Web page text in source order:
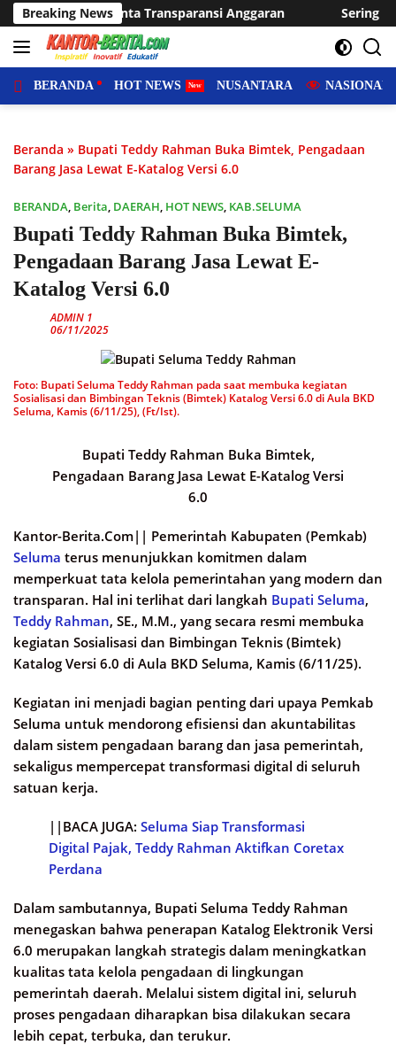
Langsung
ke
konten
Breaking News
Anggaran Sering Dilanda Genangan, Desa Sukaraja
BERANDA HOT NEWS NUSANTARA NASIONAL
Beranda » Bupati Teddy Rahman Buka Bimtek, Pengadaan
Barang Jasa Lewat E-Katalog Versi 6.0
BERANDA, Berita, DAERAH, HOT NEWS, KAB.SELUMA
Bupati Teddy Rahman Buka Bimtek,
Pengadaan Barang Jasa Lewat E-
Katalog Versi 6.0
ADMIN 1
06/11/2025
Foto: Bupati Seluma Teddy Rahman pada saat membuka kegiatan
Sosialisasi dan Bimbingan Teknis (Bimtek) Katalog Versi 6.0 di Aula BKD
Seluma, Kamis (6/11/25), (Ft/Ist).
Bupati Teddy Rahman Buka Bimtek,
Pengadaan Barang Jasa Lewat E-Katalog Versi
6.0
Kantor-Berita.Com|| Pemerintah Kabupaten (Pemkab)
Seluma terus menunjukkan komitmen dalam
memperkuat tata kelola pemerintahan yang modern dan
transparan. Hal ini terlihat dari langkah Bupati Seluma,
Teddy Rahman, SE., M.M., yang secara resmi membuka
kegiatan Sosialisasi dan Bimbingan Teknis (Bimtek)
Katalog Versi 6.0 di Aula BKD Seluma, Kamis (6/11/25).
Kegiatan ini menjadi bagian penting dari upaya Pemkab
Seluma untuk mendorong efisiensi dan akuntabilitas
dalam sistem pengadaan barang dan jasa pemerintah,
sekaligus mempercepat transformasi digital di seluruh
satuan kerja.
||BACA JUGA: Seluma Siap Transformasi
Digital Pajak, Teddy Rahman Aktifkan Coretax
Perdana
Dalam sambutannya, Bupati Seluma Teddy Rahman
menegaskan bahwa penerapan Katalog Elektronik Versi
6.0 merupakan langkah strategis dalam meningkatkan
kualitas tata kelola pengadaan di lingkungan
pemerintah daerah. Melalui sistem digital ini, seluruh
proses pengadaan diharapkan bisa dilakukan secara
lebih cepat, terbuka, dan terukur.